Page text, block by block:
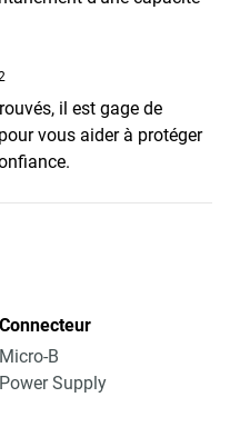
il est gage de
vous aider à protéger
Connecteur
Micro-B
Power Supply